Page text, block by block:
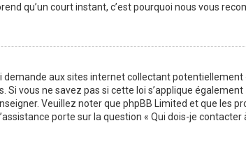
qu’un court instant, c’est pourquoi nous vous
demande aux sites internet collectant
vous ne savez pas si cette loi s’applique
Veuillez noter que phpBB Limited et que les
porte sur la question « Qui dois-je contacter